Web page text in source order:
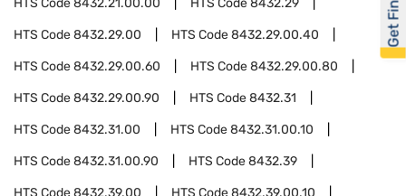
HTS Code8432.21.00.00 HTS Code8432.29
HTS Code8432.29.00 HTS Code8432.29.00.40
HTS Code8432.29.00.60 HTS Code8432.29.00.80
HTS Code8432.29.00.90 HTS Code8432.31
HTS Code8432.31.00 HTS Code8432.31.00.10
HTS Code8432.31.00.90 HTS Code8432.39
HTS Code8432.39.00 HTS Code8432.39.00.10